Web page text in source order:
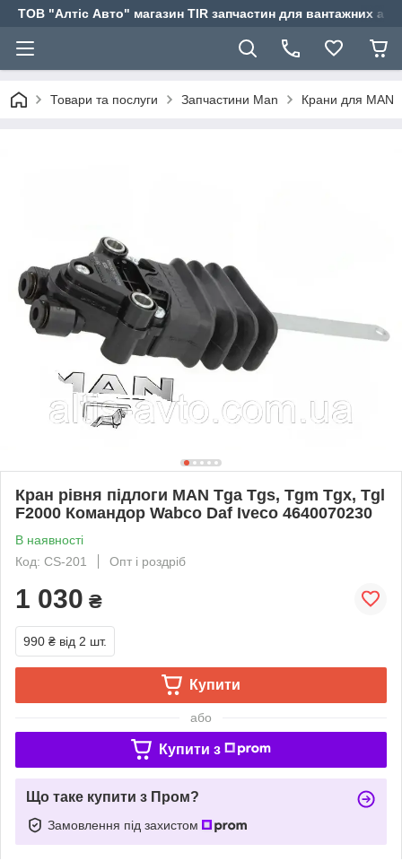
ТОВ "Алтіс Авто" магазин TIR запчастин для вантажних
Товари та послуги Запчастини Man Крани для MAN
Кран рівня підлоги MAN Tga Tgs, Tgm Tgx, Tgl
F2000 Командор Wabco Daf Iveco 4640070230
В наявності
Код: CS-201
Опт і роздріб
1 030 ₴
990 ₴ від 2 шт.
Купити
або
Купити з
Що таке купити з Пром?
Замовлення під захистом